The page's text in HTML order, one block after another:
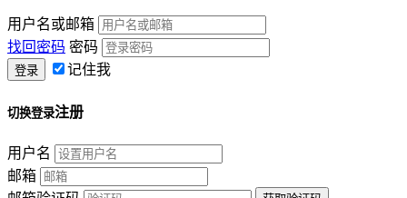
用户名或邮箱
找回密码 密码
记住我
切换登录注册
用户名
邮箱